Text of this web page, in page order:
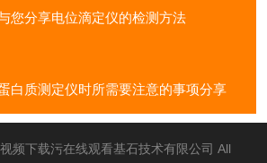
您分享电位滴定仪的检测方法
白质测定仪时所需要注意的事项分享
频下载污在线观看基石技术有限公司 All